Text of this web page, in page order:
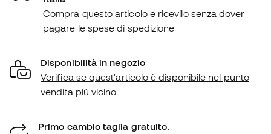
Compra questo articolo e ricevilo senza dover
pagare le spese di spedizione
Disponibilità in negozio
Verifica se quest'articolo è disponibile nel punto
vendita più vicino
Primo cambio taglia gratuito.